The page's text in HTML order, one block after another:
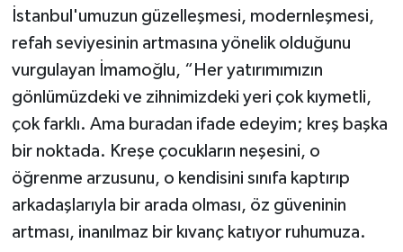
İstanbul'umuzun güzelleşmesi, modernleşmesi,
refah seviyesinin artmasına yönelik olduğunu
vurgulayan İmamoğlu, “Her yatırımımızın
gönlümüzdeki ve zihnimizdeki yeri çok kıymetli,
çok farklı. Ama buradan ifade edeyim; kreş başka
bir noktada. Kreşe çocukların neşesini, o
öğrenme arzusunu, o kendisini sınıfa kaptırıp
arkadaşlarıyla bir arada olması, öz güveninin
artması, inanılmaz bir kıvanç katıyor ruhumuza.